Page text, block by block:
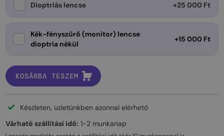
Dioptriás lencse +25 000 Ft
Kék-fényszűrő (monitor) lencse
dioptria nékül
+15 000 Ft
KOSÁRBA TESZEM
Készleten, üzletünkben azonnal elérhető
Várható szállítási idő: 1-2 munkanap